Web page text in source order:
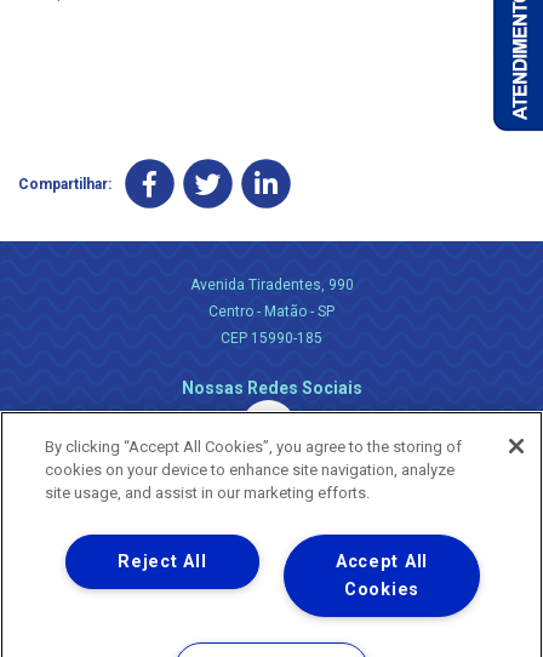
Compartilhar:
Avenida Tiradentes, 990
Centro - Matão - SP
CEP 15990-185
Nossas Redes Sociais
Uma empresa
Copyright ® 2026 - Todos os Direitos Reservados.
Nossa natureza movimenta a vida
By clicking “Accept All Cookies”, you agree to the storing of
cookies on your device to enhance site navigation, analyze
site usage, and assist in our marketing efforts.
Accept All
Cookies
Reject All